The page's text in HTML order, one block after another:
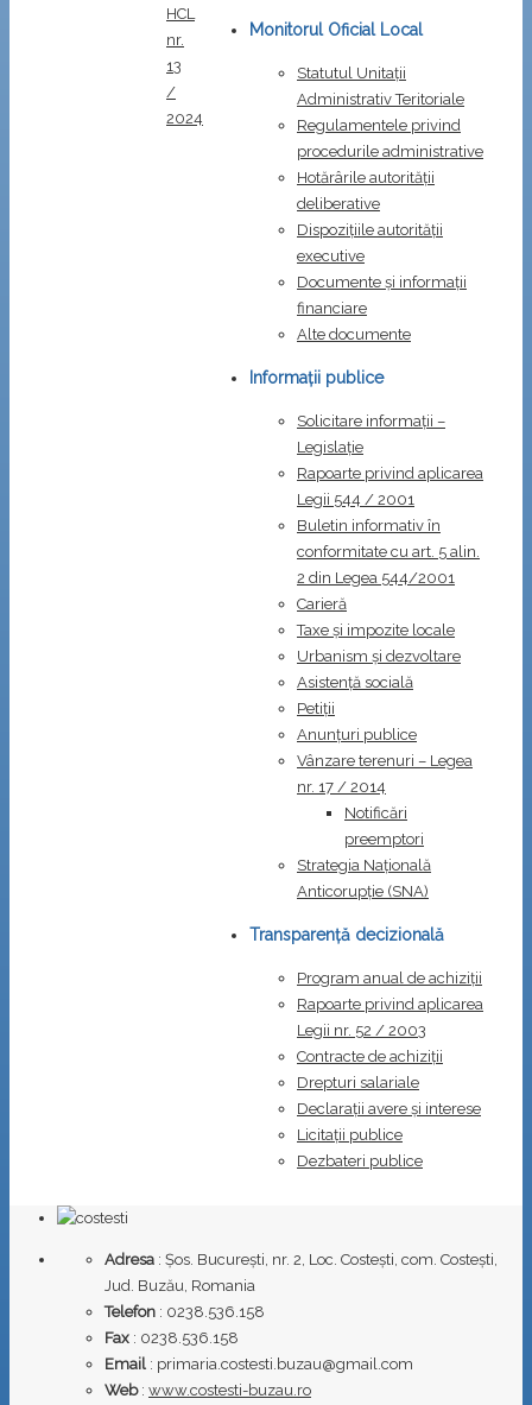
HCL
nr.
13
/
2024
Monitorul Oficial Local
Statutul Unitații
Administrativ Teritoriale
Regulamentele privind
procedurile administrative
Hotărârile autorității
deliberative
Dispozițiile autorității
executive
Documente și informații
financiare
Alte documente
Informații publice
Solicitare informații –
Legislație
Rapoarte privind aplicarea
Legii 544 / 2001
Buletin informativ în
conformitate cu art. 5 alin.
2 din Legea 544/2001
Carieră
Taxe și impozite locale
Urbanism și dezvoltare
Asistență socială
Petiții
Anunțuri publice
Vânzare terenuri – Legea
nr. 17 / 2014
Notificări
preemptori
Strategia Naţională
Anticorupţie (SNA)
Transparență decizională
Program anual de achiziții
Rapoarte privind aplicarea
Legii nr. 52 / 2003
Contracte de achiziții
Drepturi salariale
Declarații avere și interese
Licitații publice
Dezbateri publice
Adresa : Șos. București, nr. 2, Loc. Costești, com. Costești,
Jud. Buzău, Romania
Telefon : 0238.536.158
Fax : 0238.536.158
Email : primaria.costesti.buzau@gmail.com
Web: www.costesti-buzau.ro